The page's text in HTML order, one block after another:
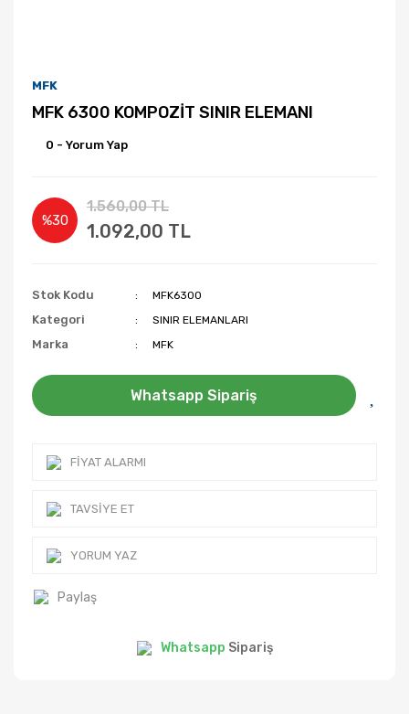
MFK
MFK 6300 KOMPOZİT SINIR ELEMANI
0 - Yorum Yap
%30
1.560,00 TL
1.092,00 TL
Stok Kodu MFK6300
Kategori SINIR ELEMANLARI
Marka MFK
Whatsapp Sipariş
FIYAT ALARMI
TAVSIYE ET
YORUM YAZ
Paylaş
Whatsapp Sipariş